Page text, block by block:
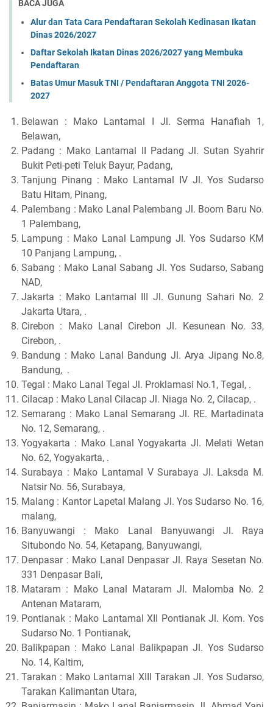
BACA JUGA
Alur dan Tata Cara Pendaftaran Sekolah Kedinasan Ikatan
Dinas 2026/2027
Daftar Sekolah Ikatan Dinas 2026/2027 yang Membuka
Pendaftaran
Batas Umur Masuk TNI / Pendaftaran Anggota TNI 2026-
2027
Belawan : Mako Lantamal I Jl. Serma Hanafiah 1,
Belawan,
Padang : Mako Lantamal II Padang Jl. Sutan Syahrir
Bukit Peti-peti Teluk Bayur, Padang,
Tanjung Pinang : Mako Lantamal IV Jl. Yos Sudarso
Batu Hitam, Pinang,
Palembang : Mako Lanal Palembang Jl. Boom Baru No.
1 Palembang,
Lampung : Mako Lanal Lampung Jl. Yos Sudarso KM
10 Panjang Lampung, .
Sabang : Mako Lanal Sabang Jl. Yos Sudarso, Sabang
NAD,
Jakarta : Mako Lantamal III Jl. Gunung Sahari No. 2
Jakarta Utara, .
Cirebon : Mako Lanal Cirebon Jl. Kesunean No. 33,
Cirebon, .
Bandung : Mako Lanal Bandung Jl. Arya Jipang No.8,
Bandung, .
Tegal : Mako Lanal Tegal Jl. Proklamasi No.1, Tegal, .
Cilacap : Mako Lanal Cilacap Jl. Niaga No. 2, Cilacap, .
Semarang : Mako Lanal Semarang Jl. RE. Martadinata
No. 12, Semarang, .
Yogyakarta : Mako Lanal Yogyakarta Jl. Melati Wetan
No. 62, Yogyakarta, .
Surabaya : Mako Lantamal V Surabaya Jl. Laksda M.
Natsir No. 56, Surabaya,
Malang : Kantor Lapetal Malang Jl. Yos Sudarso No. 16,
malang,
Banyuwangi : Mako Lanal Banyuwangi Jl. Raya
Situbondo No. 54, Ketapang, Banyuwangi,
Denpasar : Mako Lanal Denpasar Jl. Raya Sesetan No.
331 Denpasar Bali,
Mataram : Mako Lanal Mataram Jl. Malomba No. 2
Antenan Mataram,
Pontianak : Mako Lantamal XII Pontianak Jl. Kom. Yos
Sudarso No. 1 Pontianak,
Balikpapan : Mako Lanal Balikpapan Jl. Yos Sudarso
No. 14, Kaltim,
Tarakan : Mako Lantamal XIII Tarakan Jl. Yos Sudarso,
Tarakan Kalimantan Utara,